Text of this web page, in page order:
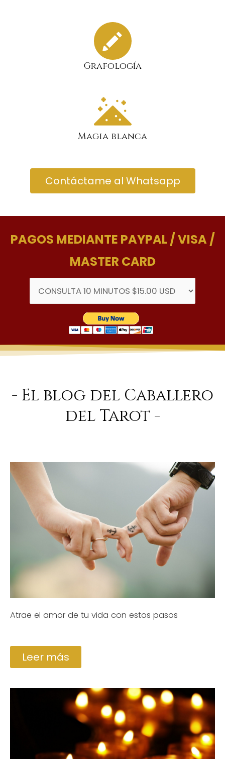
Grafología
Magia blanca
Contáctame al Whatsapp
PAGOS MEDIANTE PAYPAL / VISA /
MASTER CARD
- El blog del Caballero
del Tarot -
Atrae el amor de tu vida con estos pasos
Leer más